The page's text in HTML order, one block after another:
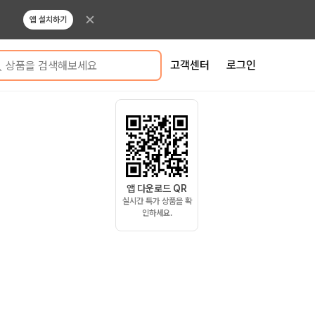
앱 설치하기
상품을 검색해보세요 고객센터 로그인
앱 다운로드 QR
실시간 특가 상품을 확
인하세요.